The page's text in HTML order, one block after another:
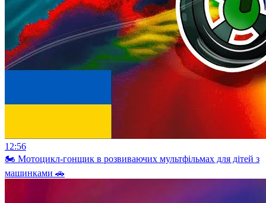
12:56
🏍️ Мотоцикл-гонщик в розвиваючих мультфільмах для дітей з
машинками 🚗